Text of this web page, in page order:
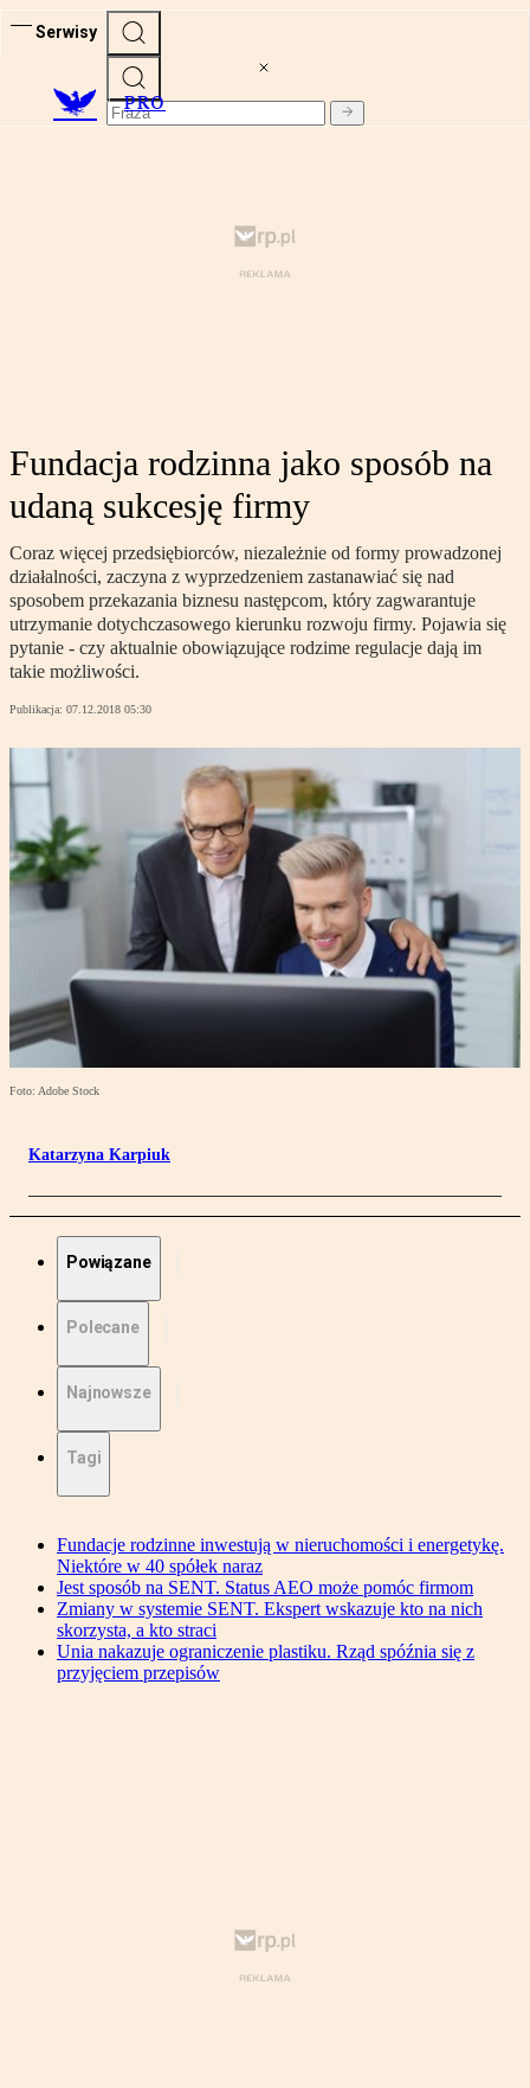
Serwisy
PRO
Fundacja rodzinna jako sposób na
udaną sukcesję firmy
Coraz więcej przedsiębiorców, niezależnie od formy prowadzonej
działalności, zaczyna z wyprzedzeniem zastanawiać się nad
sposobem przekazania biznesu następcom, który zagwarantuje
utrzymanie dotychczasowego kierunku rozwoju firmy. Pojawia się
pytanie - czy aktualnie obowiązujące rodzime regulacje dają im
takie możliwości.
Publikacja: 07.12.2018 05:30
Foto: Adobe Stock
Katarzyna Karpiuk
Powiązane
Polecane
Najnowsze
Tagi
Fundacje rodzinne inwestują w nieruchomości i energetykę.
Niektóre w 40 spółek naraz
Jest sposób na SENT. Status AEO może pomóc firmom
Zmiany w systemie SENT. Ekspert wskazuje kto na nich
skorzysta, a kto straci
Unia nakazuje ograniczenie plastiku. Rząd spóźnia się z
przyjęciem przepisów